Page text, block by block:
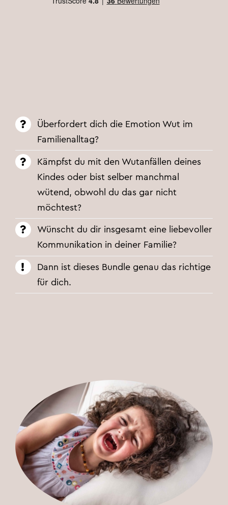
Überfordert dich die Emotion Wut im
Familienalltag?
Kämpfst du mit den Wutanfällen deines
Kindes oder bist selber manchmal
wütend, obwohl du das gar nicht
möchtest?
Wünscht du dir insgesamt eine liebevoller
Kommunikation in deiner Familie?
Dann ist dieses Bundle genau das richtige
für dich.